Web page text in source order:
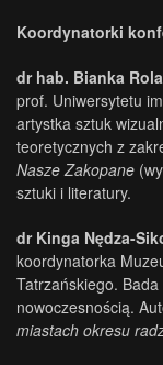
Koordynatorki
dr hab. Bianka
prof. Uniwersytetu
artystka sztuk
teoretycznych z
Nasze Zakopane
sztuki i literatury.
dr Kinga Nędza-
koordynatorka
Tatrzańskiego.
nowoczesnością.
miastach okresu